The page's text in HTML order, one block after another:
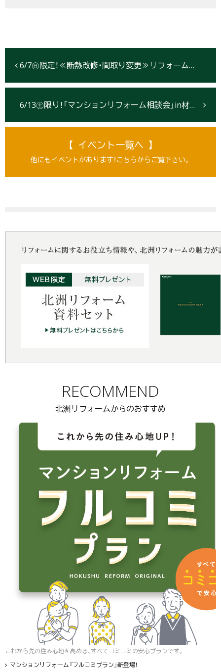
6/7㊐限定！≪断熱改修・間取り変更≫リフォーム現場見学会【北上】
6/13㊏限り！「マンションリフォーム相談会」in材木町よ市【盛岡】
【 イベント一覧へ 】
他にもイベントがあります！こちらからご覧下さい。
RECOMMEND
北洲リフォームからのおすすめ
これから先の住み心地を高める、すべてコミコミの安心プランです。
マンションリフォーム『フルコミプラン』新登場！